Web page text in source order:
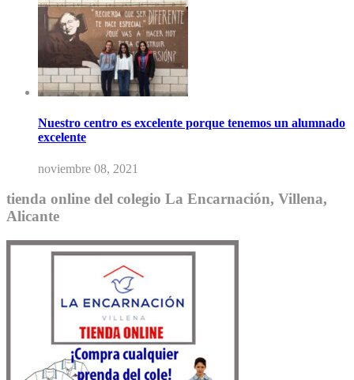
Nuestro centro es excelente porque tenemos un alumnado
excelente
noviembre 08, 2021
tienda online del colegio La Encarnación, Villena,
Alicante